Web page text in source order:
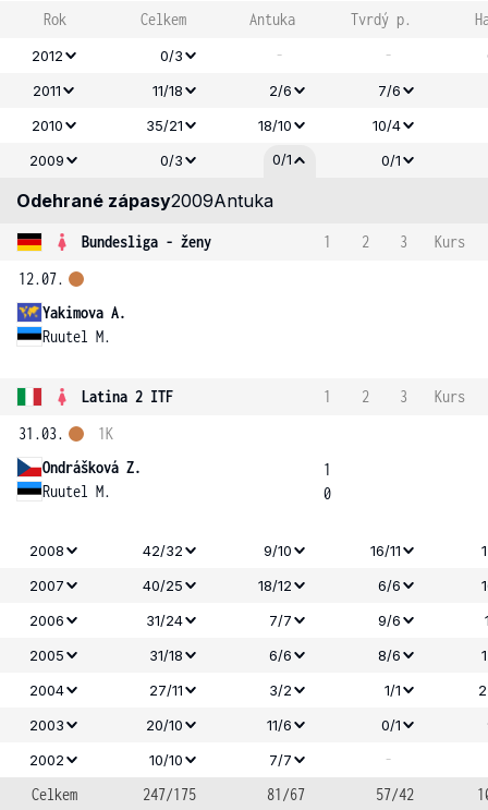
Rok Celkem Antuka Tvrdý p.
2012 0/3 - -
2011
11/18 2/6 7/6
2010
35/21 18/10 10/4
2009
0/3 0/1 0/1
Odehrané zápasy2009Antuka
Bundesliga - ženy 1 2 3
Kurs
12.07.
Yakimova A.
Ruutel M.
Latina 2 ITF 1 2 3
Kurs
31.03.
Ondrášková Z.
Ruutel M.
1K
1
0
2008 42/32 9/10 16/11
2007
40/25 18/12 6/6
2006
31/24 7/7 9/6
2005
31/18 6/6 8/6
2004
27/11 3/2 1/1
2003
20/10 11/6 0/1
2002
10/10 7/7 -
Celkem 247/175 81/67 57/42